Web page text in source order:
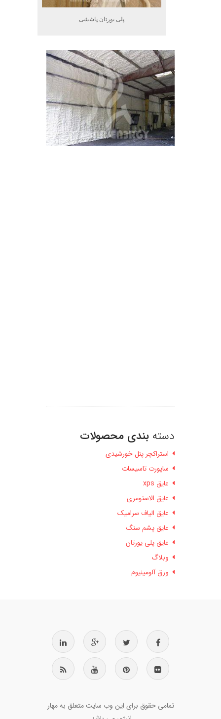
پلی یورتان پاششی
دسته بندی محصولات
استراکچر پنل خورشیدی
ساپورت تاسیسات
عایق xps
عایق الاستومری
عایق الیاف سرامیک
عایق پشم سنگ
عایق پلی یورتان
وبلاگ
ورق آلومینیوم
تمامی حقوق برای این وب سایت متعلق به مهار